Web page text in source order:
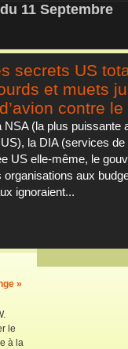
11 Septembre
secrets US
et muets
contre
NSA (la plus puissante
la DIA (services de
US elle-même, le
organisations aux
ignoraient...
»
le
à la